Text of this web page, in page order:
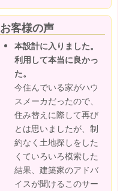
お客様の声
本設計に入りました。
利用して本当に良かっ
た。
今住んでいる家がハウ
スメーカだったので、
住み替えに際して再び
とは思いましたが、制
約なく土地探しをした
くていろいろ模索した
結果、建築家のアドバ
イスが聞けるこのサー